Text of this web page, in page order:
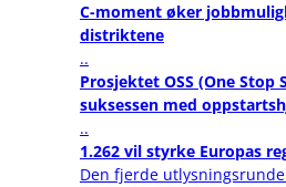
C-moment øker
distriktene
..
Prosjektet OSS (One Stop
suksessen med
..
1.262 vil styrke Europas
Den fjerde